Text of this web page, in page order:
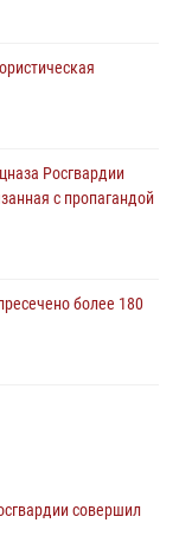
Росгвардии
с пропагандой
более 180
совершил